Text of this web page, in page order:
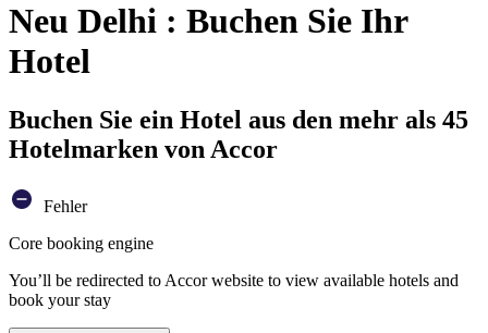
Neu Delhi : Buchen Sie Ihr
Hotel
Buchen Sie ein Hotel aus den mehr als 45
Hotelmarken von Accor
Fehler
Core booking engine
You’ll be redirected to Accor website to view available hotels and
book your stay